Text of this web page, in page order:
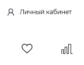
Личный кабинет